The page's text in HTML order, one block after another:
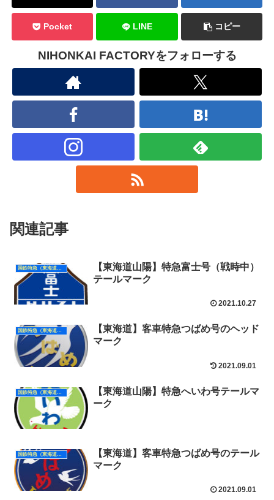
Pocket LINE コピー
NIHONKAI FACTORYをフォローする
関連記事
国鉄特急（東海道山陽）
【東海道山陽】特急富士号（戦時中）
テールマーク
2021.10.27
【東海道】客車特急つばめ号のヘッド
マーク
2021.09.01
国鉄特急（東海道山陽）
【東海道山陽】特急へいわ号テールマ
ーク
国鉄特急（東海道山陽）
【東海道】客車特急つばめ号のテール
マーク
2021.09.01